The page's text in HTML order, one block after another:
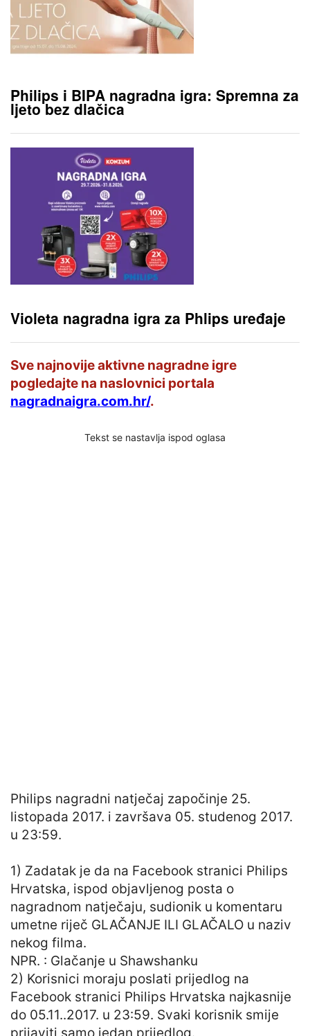
Philips i BIPA nagradna igra: Spremna za
ljeto bez dlačica
Violeta nagradna igra za Phlips uređaje
Sve najnovije aktivne nagradne igre
pogledajte na naslovnici portala
nagradnaigra.com.hr/.
Tekst se nastavlja ispod oglasa
Philips nagradni natječaj započinje 25.
listopada 2017. i završava 05. studenog 2017.
u 23:59.
1) Zadatak je da na Facebook stranici Philips
Hrvatska, ispod objavljenog posta o
nagradnom natječaju, sudionik u komentaru
umetne riječ GLAČANJE ILI GLAČALO u naziv
nekog filma.
NPR. : Glačanje u Shawshanku
2) Korisnici moraju poslati prijedlog na
Facebook stranici Philips Hrvatska najkasnije
do 05.11..2017. u 23:59. Svaki korisnik smije